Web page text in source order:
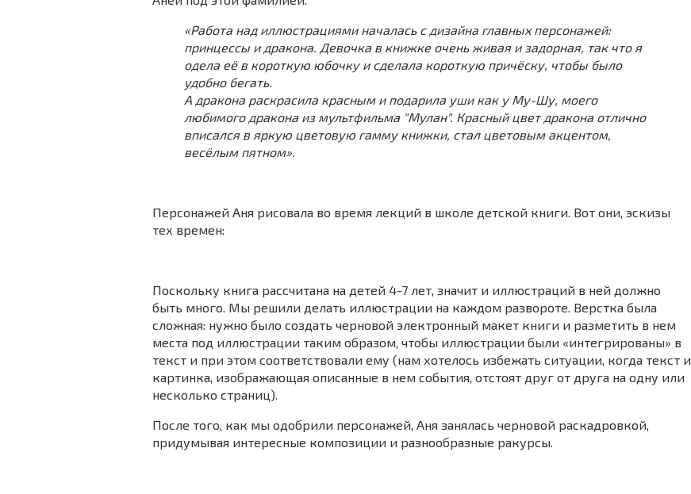
«Работа над иллюстрациями началась с дизайна главных персонажей:
принцессы и дракона. Девочка в книжке очень живая и задорная, так что я
одела её в короткую юбочку и сделала короткую причёску, чтобы было
удобно бегать.
А дракона раскрасила красным и подарила уши как у Му-Шу, моего
любимого дракона из мультфильма "Мулан". Красный цвет дракона отлично
вписался в яркую цветовую гамму книжки, стал цветовым акцентом,
весёлым пятном».
Персонажей Аня рисовала во время лекций в школе детской книги. Вот они, эскизы
тех времен:
Поскольку книга рассчитана на детей 4-7 лет, значит и иллюстраций в ней должно
быть много. Мы решили делать иллюстрации на каждом развороте. Верстка была
сложная: нужно было создать черновой электронный макет книги и разметить в нем
места под иллюстрации таким образом, чтобы иллюстрации были «интегрированы» в
текст и при этом соответствовали ему (нам хотелось избежать ситуации, когда текст и
картинка, изображающая описанные в нем события, отстоят друг от друга на одну или
несколько страниц).
После того, как мы одобрили персонажей, Аня занялась черновой раскадровкой,
придумывая интересные композиции и разнообразные ракурсы.